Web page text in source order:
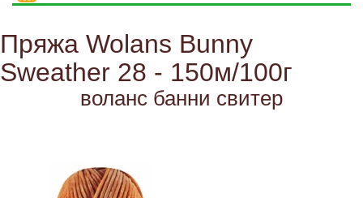
Пряжа Wolans Bunny
Sweather 28 - 150м/100г
воланс банни свитер